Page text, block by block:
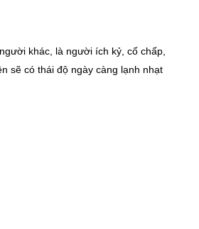
khác, là người ích kỷ, cố chấp,
sẽ có thái độ ngày càng lạnh nhạt